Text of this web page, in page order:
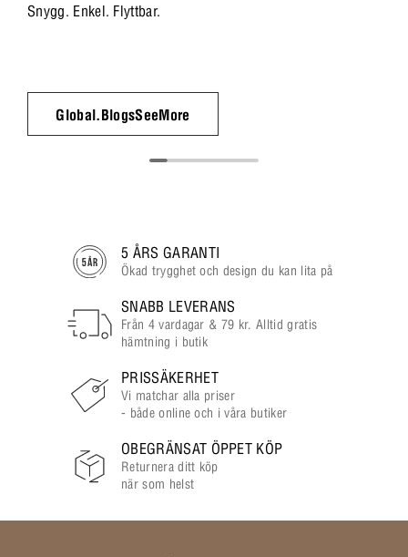
Snygg. Enkel. Flyttbar.
Global.BlogsSeeMore
5 ÅRS GARANTI
Ökad trygghet och design du kan lita på
SNABB LEVERANS
Från 4 vardagar & 79 kr. Alltid gratis
hämtning i butik
PRISSÄKERHET
Vi matchar alla priser
- både online och i våra butiker
OBEGRÄNSAT ÖPPET KÖP
Returnera ditt köp
när som helst